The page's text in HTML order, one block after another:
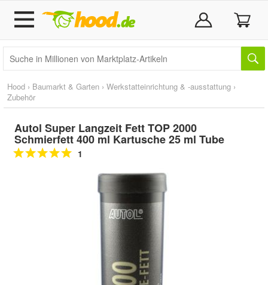
Hood › Baumarkt & Garten › Werkstatteinrichtung & -ausstattung ›
Zubehör
Autol Super Langzeit Fett TOP 2000
Schmierfett 400 ml Kartusche 25 ml Tube
1